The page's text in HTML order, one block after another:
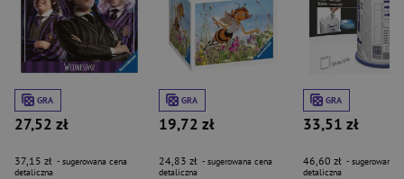
GRA
27,52 zł
37,15 zł - sugerowana cena
detaliczna
GRA
19,72 zł
24,83 zł - sugerowana cena
detaliczna
GRA
33,51 zł
46,60 zł - sugerowana
detaliczna